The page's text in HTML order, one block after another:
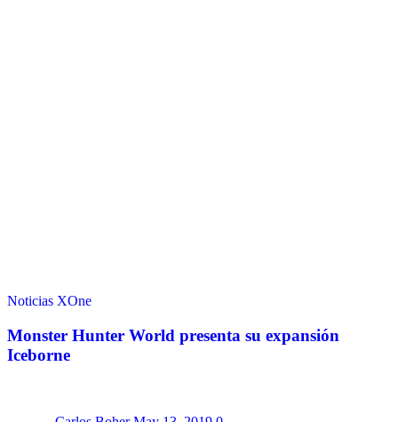
Noticias XOne
Monster Hunter World presenta su expansión
Iceborne